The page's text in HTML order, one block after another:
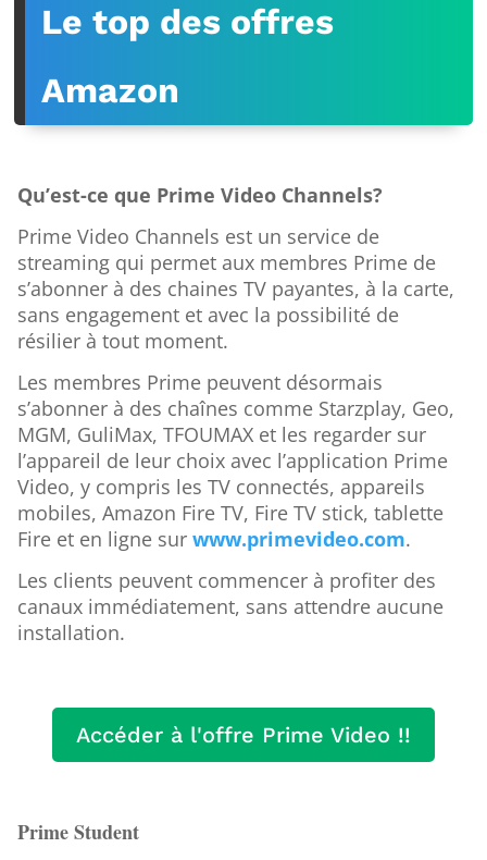
Le top des offres
Amazon
Qu’est-ce que Prime Video Channels?
Prime Video Channels est un service de
streaming qui permet aux membres Prime de
s’abonner à des chaines TV payantes, à la carte,
sans engagement et avec la possibilité de
résilier à tout moment.
Les membres Prime peuvent désormais
s’abonner à des chaînes comme Starzplay, Geo,
MGM, GuliMax, TFOUMAX et les regarder sur
l’appareil de leur choix avec l’application Prime
Video, y compris les TV connectés, appareils
mobiles, Amazon Fire TV, Fire TV stick, tablette
Fire et en ligne surwww.primevideo.com.
Les clients peuvent commencer à profiter des
canaux immédiatement, sans attendre aucune
installation.
Accéder à l'offre Prime Video !!
Prime Student